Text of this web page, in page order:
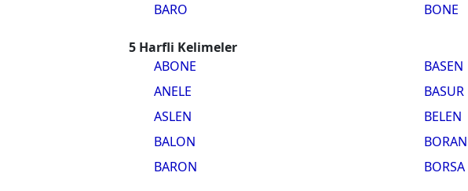
BARO
BONE
5 Harfli Kelimeler
ABONE
ANELE
ASLEN
BALON
BARON
BASEN
BASUR
BELEN
BORAN
BORSA